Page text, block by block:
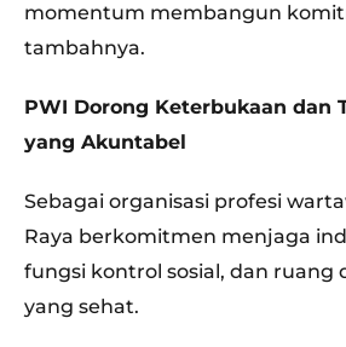
momentum membangun
tambahnya.
PWI Dorong Keterbukaan dan
yang Akuntabel
Sebagai organisasi profesi
Raya berkomitmen menjaga
fungsi kontrol sosial, dan ruang
yang sehat.